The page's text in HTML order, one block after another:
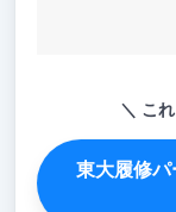
こ
東大履修